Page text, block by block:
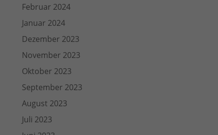
Februar 2024
Januar 2024
Dezember 2023
November 2023
Oktober 2023
September 2023
August 2023
Juli 2023